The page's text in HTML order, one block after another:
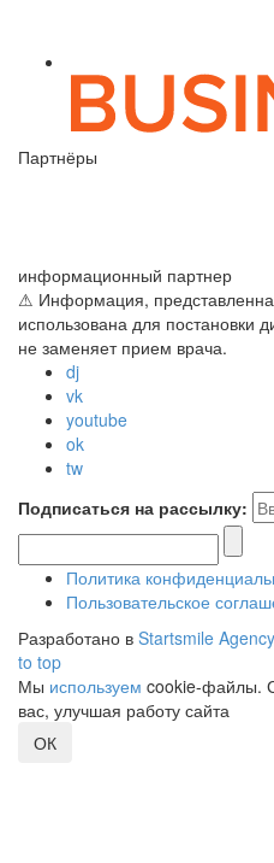
Партнёры
информационный партнер
⚠ Информация,
использована для постановки
не заменяет прием врача.
dj
vk
youtube
ok
tw
Подписаться на рассылку:
Политика
Пользовательское
Разработано в Startsmile Agency
to top
Мы используем cookie-файлы.
вас, улучшая работу сайта
ОК